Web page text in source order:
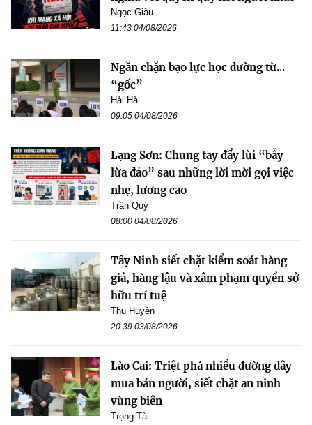
Ngọc Giàu
11:43 04/08/2026
Ngăn chặn bạo lực học đường từ...
“gốc”
Hải Hà
09:05 04/08/2026
Lạng Sơn: Chung tay đẩy lùi “bẫy
lừa đảo” sau những lời mời gọi việc
nhẹ, lương cao
Trần Quý
08:00 04/08/2026
Tây Ninh siết chặt kiểm soát hàng
giả, hàng lậu và xâm phạm quyền sở
hữu trí tuệ
Thu Huyền
20:39 03/08/2026
Lào Cai: Triệt phá nhiều đường dây
mua bán người, siết chặt an ninh
vùng biên
Trọng Tài